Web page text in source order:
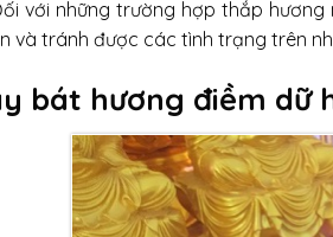
với những trường hợp thắp
và tránh được các tình trạng trên
bát hương điềm dữ